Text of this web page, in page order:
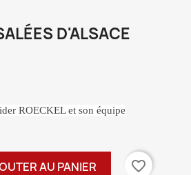
D'ALSACE
ROECKEL et son équipe
AU PANIER favorite_border